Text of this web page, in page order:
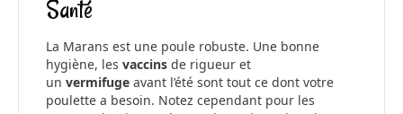
Santé
La Marans est une poule robuste. Une bonne
hygiène, les vaccins de rigueur et
un vermifuge avant l’été sont tout ce dont votre
poulette a besoin. Notez cependant pour les